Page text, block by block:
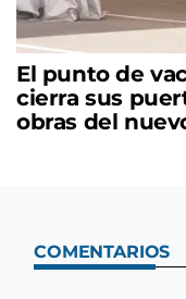
El punto de
cierra sus
obras del
COMENTARIOS